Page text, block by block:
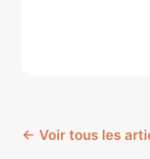
← Voir tous les